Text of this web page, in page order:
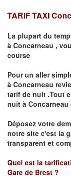
TARIF TAXI
La plupart du
à Concarneau ,
course
Pour un aller
à Concarneau
tarif de nuit .Tout
nuit à Concarneau
Déposez votre
notre site c'est la
transparent et
Quel est la
Gare de Brest ?